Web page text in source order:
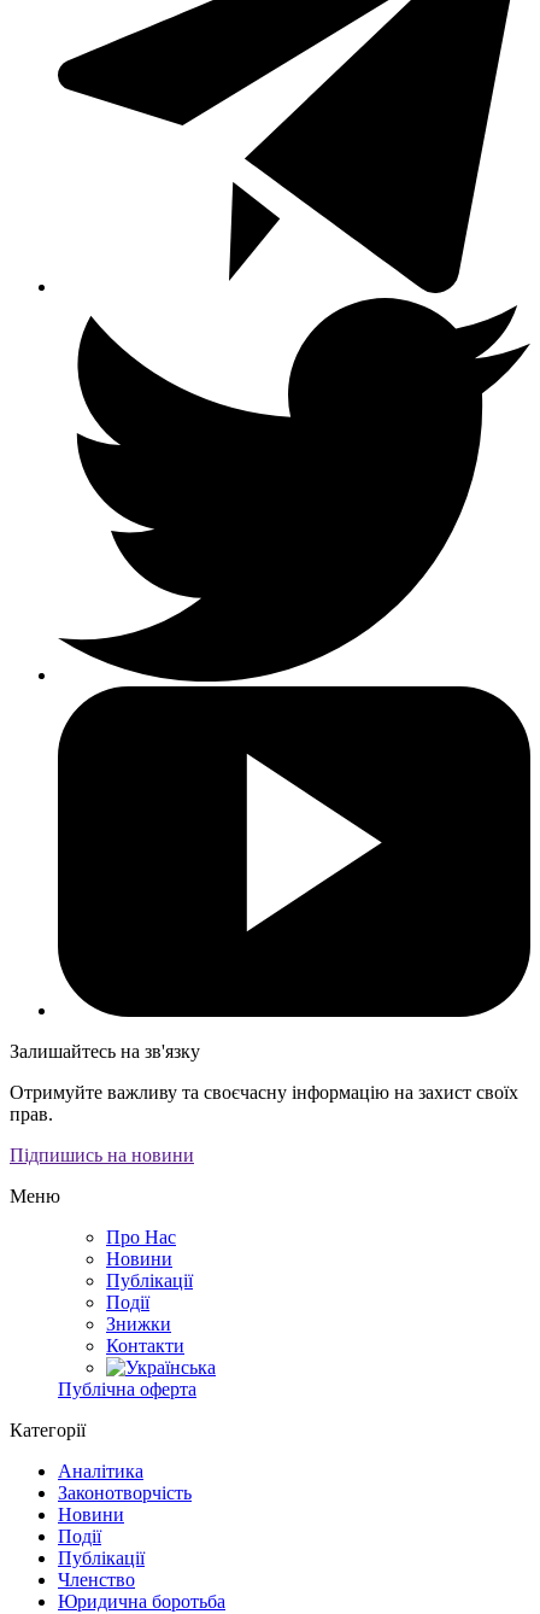
Залишайтесь на зв'язку
Отримуйте важливу та своєчасну інформацію на захист своїх
прав.
Підпишись на новини
Меню
Про Нас
Новини
Публікації
Події
Знижки
Контакти
Публічна оферта
Категорії
Аналітика
Законотворчість
Новини
Події
Публікації
Членство
Юридична боротьба